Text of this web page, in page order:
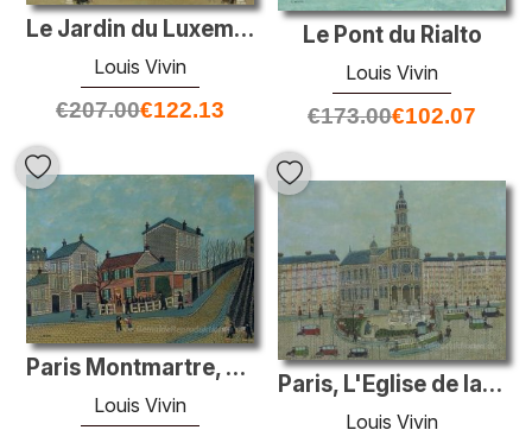
Le Jardin du Luxemburg
Louis Vivin
€207.00€122.13
Le Pont du Rialto
Louis Vivin
€173.00€102.07
Paris Montmartre, Cabaret Lapin Agile
Louis Vivin
Paris, L'Eglise de la Trinité
Louis Vivin